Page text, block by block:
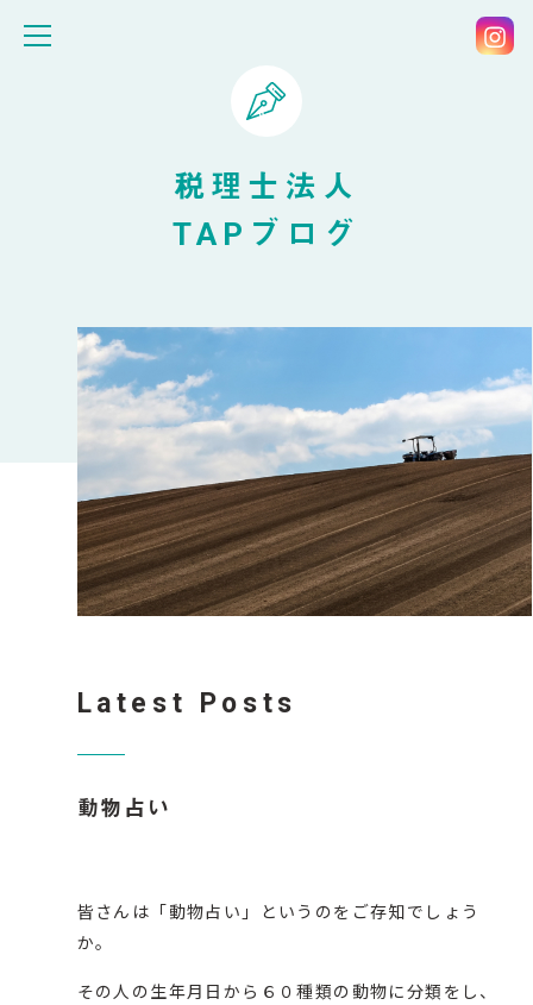
税理士法人
TAPブログ
Latest Posts
動物占い
皆さんは「動物占い」というのをご存知でしょう
か。
その人の生年月日から６０種類の動物に分類をし、